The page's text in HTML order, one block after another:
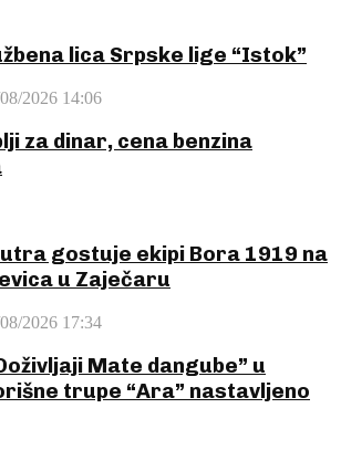
lica Srpske lige “Istok”
2026 14:06
za dinar, cena benzina
gostuje ekipi Bora 1919 na
u Zaječaru
2026 17:34
Mate dangube” u
trupe “Ara” nastavljeno